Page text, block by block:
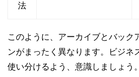
法
このように、アーカイブとバック
ンがまったく異なります。ビジネ
使い分けるよう、意識しましょう。